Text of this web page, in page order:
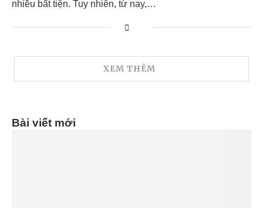
nhiều bất tiện. Tuy nhiên, từ nay,…
XEM THÊM
Bài viết mới